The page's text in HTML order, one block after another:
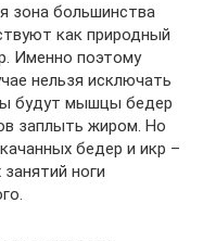
зона большинства
как природный
Именно поэтому
нельзя исключать
будут мышцы бедер
заплыть жиром. Но
бедер и икр –
ноги